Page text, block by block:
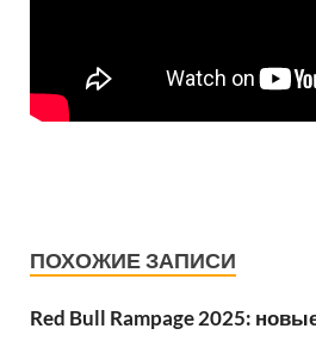
ПОХОЖИЕ ЗАПИСИ
Red Bull Rampage 2025: